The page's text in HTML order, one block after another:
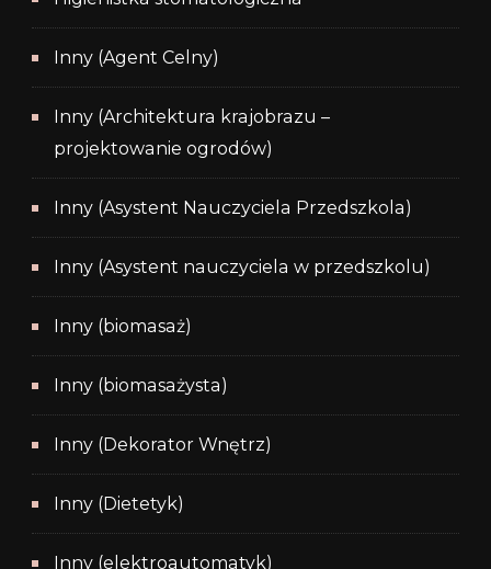
Inny (Agent Celny)
Inny (Architektura krajobrazu –
projektowanie ogrodów)
Inny (Asystent Nauczyciela Przedszkola)
Inny (Asystent nauczyciela w przedszkolu)
Inny (biomasaż)
Inny (biomasażysta)
Inny (Dekorator Wnętrz)
Inny (Dietetyk)
Inny (elektroautomatyk)